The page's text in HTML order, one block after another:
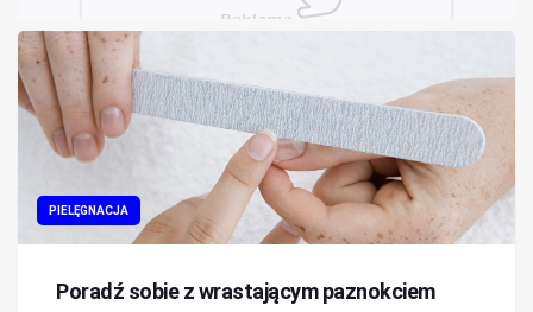
PIELĘGNACJA
Poradź sobie z wrastającym paznokciem